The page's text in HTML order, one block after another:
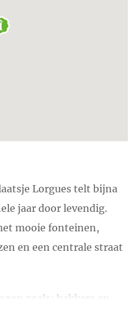
Lorgues telt bijna
jaar door levendig.
mooie fonteinen,
en een centrale straat
zoals; bakkers en
banken met